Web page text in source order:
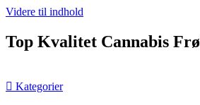
Videre til indhold
Top Kvalitet Cannabis Frø
Kategorier